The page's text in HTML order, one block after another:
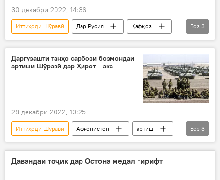
30 декабри 2022, 14:36
Иттиҳоди Шӯравӣ Дар Русия
Қафқоз
муфтӣ
ифтихор таърих
Боз 3
Даргузашти танҳо сарбози бозмондаи
артиши Шӯравӣ дар Ҳирот - акс
28 декабри 2022, 19:25
Иттиҳоди Шӯравӣ Афғонистон
артиш
Ҳирот
даргузашт сарбоз
Боз 3
Давандаи тоҷик дар Остона медал гирифт